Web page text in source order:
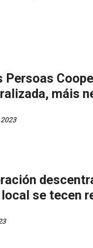
Persoas
máis
2023
se tecen